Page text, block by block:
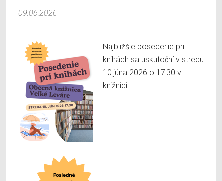
09.06.2026
Najbližšie posedenie pri
knihách sa uskutoční v stredu
10.júna 2026 o 17:30 v
knižnici.